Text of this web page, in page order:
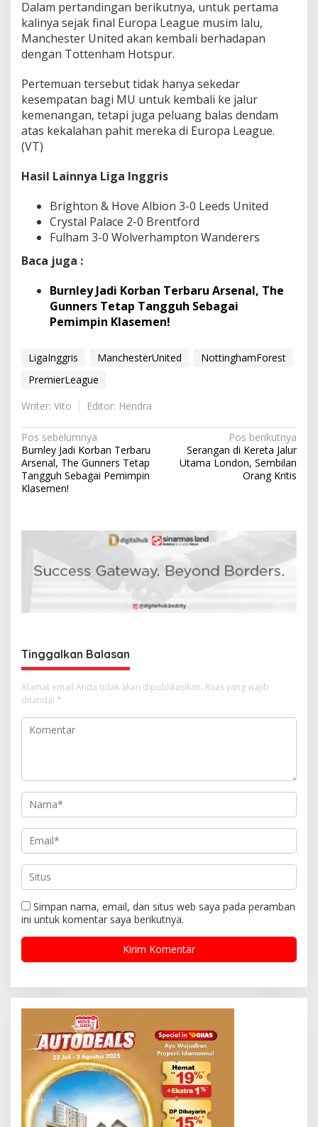
Dalam pertandingan berikutnya, untuk pertama
kalinya sejak final Europa League musim lalu,
Manchester United akan kembali berhadapan
dengan Tottenham Hotspur.
Pertemuan tersebut tidak hanya sekedar
kesempatan bagi MU untuk kembali ke jalur
kemenangan, tetapi juga peluang balas dendam
atas kekalahan pahit mereka di Europa League.
(VT)
Hasil Lainnya Liga Inggris
Brighton & Hove Albion 3-0 Leeds United
Crystal Palace 2-0 Brentford
Fulham 3-0 Wolverhampton Wanderers
Baca juga :
Burnley Jadi Korban Terbaru Arsenal, The
Gunners Tetap Tangguh Sebagai
Pemimpin Klasemen!
LigaInggris ManchesterUnited
NottinghamForest
PremierLeague
Writer: Vito
Editor: Hendra
N
a
v
i
o
Pos sebelumnya
Burnley Jadi Korban Terbaru
Arsenal, The Gunners Tetap
Tangguh Sebagai Pemimpin
Klasemen!
Pos berikutnya
Serangan di Kereta Jalur
Utama London, Sembilan
Orang Kritis
Tinggalkan Balasan
Alamat email Anda tidak akan dipublikasikan. Ruas yang wajib
ditandai *
Simpan nama, email, dan situs web saya pada peramban
ini untuk komentar saya berikutnya.